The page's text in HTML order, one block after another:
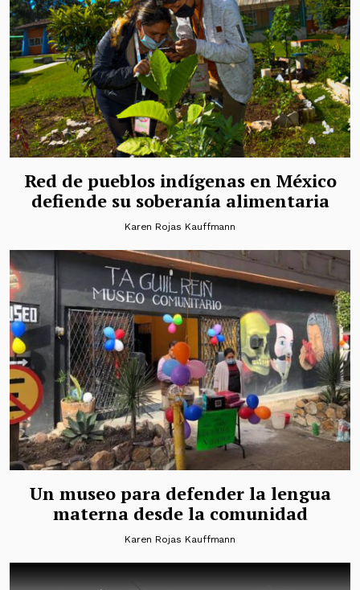
Red de pueblos indígenas en México
defiende su soberanía alimentaria
Karen Rojas Kauffmann
Un museo para defender la lengua
materna desde la comunidad
Karen Rojas Kauffmann